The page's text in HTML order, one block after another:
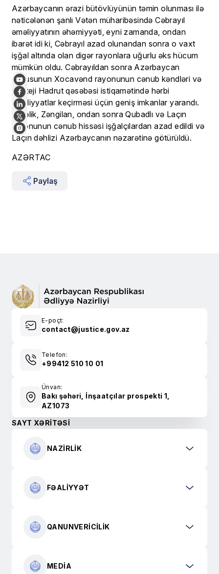
Azərbaycanın ərazi bütövlüyünün təmin olunması ilə
nəticələnən şanlı Vətən müharibəsində Cəbrayıl
əməliyyatının əhəmiyyəti, eyni zamanda, ondan
ibarət idi ki, Cəbrayıl azad olunandan sonra o vaxt
işğal altında olan digər rayonlara uğurlu əks hücum
mümkün oldu. Cəbrayıldan sonra Azərbaycan
Ordusunun Xocavənd rayonunun cənub kəndləri və
strateji Hadrut qəsəbəsi istiqamətində hərbi
əməliyyatlar keçirməsi üçün geniş imkanlar yarandı.
Üstəlik, Zəngilan, ondan sonra Qubadlı və Laçın
rayonunun cənub hissəsi işğalçılardan azad edildi və
Laçın dəhlizi Azərbaycanın nəzarətinə götürüldü.
AZƏRTAC
Paylaş
E-poçt:
contact@justice.gov.az
Telefon:
+99412 510 10 01
Ünvan:
Bakı şəhəri, İnşaatçılar prospekti 1,
AZ1073
SAYT XƏRİTƏSİ
NAZIRLIK
FƏALIYYƏT
QANUNVERICILIK
MEDIA